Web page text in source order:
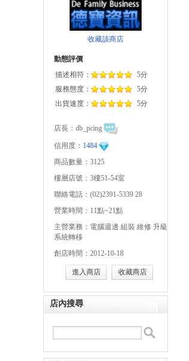
收藏該商店
動態評價
描述相符：
5分
服務態度：
5分
出貨速度：
5分
店長： db_pcing
信用度： 1484
商品數量：3125
樓層店號：3樓51-54室
聯絡電話：(02)2391-5339 28
營業時間：11點~21點
主營業務：電腦週邊 組裝 維修 升級
系統轉移
創店時間：2012-10-18
進入商店 收藏商店
店內搜尋